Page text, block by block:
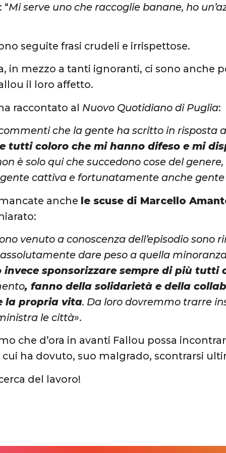
“Mi serve uno che raccoglie banane, ho
seguite frasi crudeli e irrispettose.
in mezzo a tanti ignoranti, ci sono anche
il loro affetto.
raccontato al Nuovo Quotidiano di Puglia:
che la gente ha scritto in risposta
tutti coloro che mi hanno difeso e mi
è solo qui che succedono cose del
gente cattiva e fortunatamente anche
anche le scuse di Marcello
venuto a conoscenza dell’episodio sono
dare peso a quella
invece sponsorizzare sempre di più tutti
, fanno della solidarietà e della
la propria vita. Da loro dovremmo trarre
le città».
che d’ora in avanti Fallou possa
ha dovuto, suo malgrado, scontrarsi
del lavoro!